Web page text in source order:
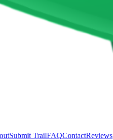
Submit TrailFAQContactReviews